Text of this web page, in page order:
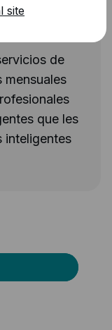
de
de
mensuales
que les
inteligentes
site